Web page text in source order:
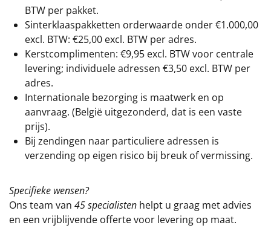
BTW per pakket.
Sinterklaaspakketten orderwaarde onder €1.000,00
excl. BTW: €25,00 excl. BTW per adres.
Kerstcomplimenten: €9,95 excl. BTW voor centrale
levering; individuele adressen €3,50 excl. BTW per
adres.
Internationale bezorging is maatwerk en op
aanvraag. (België uitgezonderd, dat is een vaste
prijs).
Bij zendingen naar particuliere adressen is
verzending op eigen risico bij breuk of vermissing.
Specifieke wensen?
Ons team van 45 specialisten helpt u graag met advies
en een vrijblijvende offerte voor levering op maat.